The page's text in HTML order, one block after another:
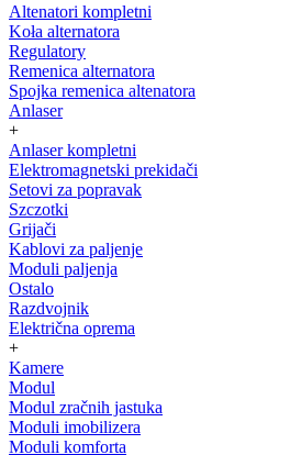
Altenatori kompletni
Koła alternatora
Regulatory
Remenica alternatora
Spojka remenica altenatora
Anlaser
+
Anlaser kompletni
Elektromagnetski prekidači
Setovi za popravak
Szczotki
Grijači
Kablovi za paljenje
Moduli paljenja
Ostalo
Razdvojnik
Električna oprema
+
Kamere
Modul
Modul zračnih jastuka
Moduli imobilizera
Moduli komforta